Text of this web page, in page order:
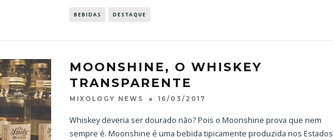
BEBIDAS DESTAQUE
MOONSHINE, O WHISKEY
TRANSPARENTE
MIXOLOGY NEWS 16/03/2017
Whiskey deveria ser dourado não? Pois o Moonshine prova que nem
sempre é. Moonshine é uma bebida tipicamente produzida nos Estados